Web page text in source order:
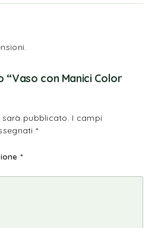
“Vaso con Manici Color
sarà pubblicato. I campi
*
*